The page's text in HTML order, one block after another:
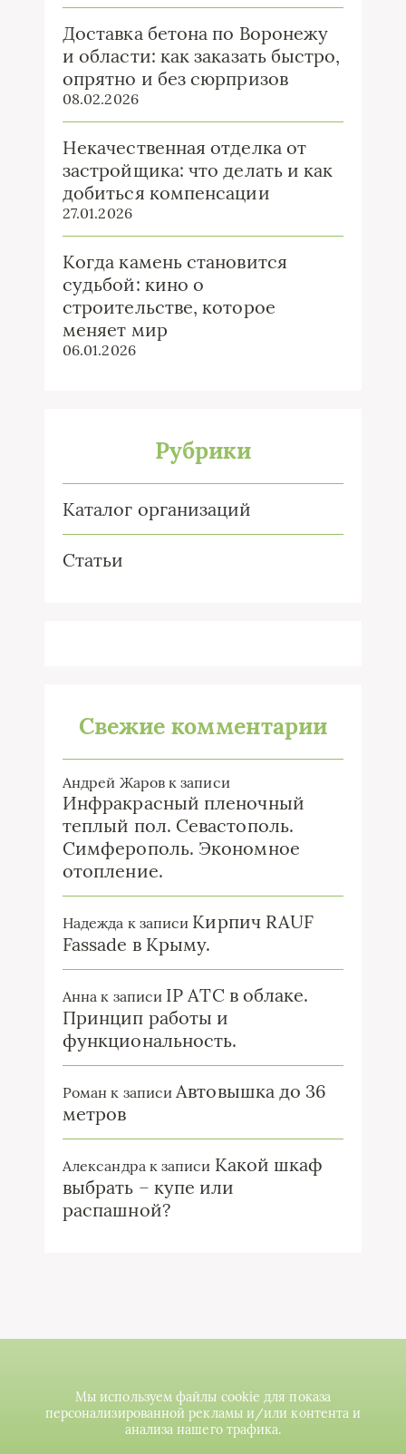
Доставка бетона по Воронежу
и области: как заказать быстро,
опрятно и без сюрпризов
08.02.2026
Некачественная отделка от
застройщика: что делать и как
добиться компенсации
27.01.2026
Когда камень становится
судьбой: кино о
строительстве, которое
меняет мир
06.01.2026
Рубрики
Каталог организаций
Статьи
Свежие комментарии
Андрей Жаровк записи
Инфракрасный пленочный
теплый пол. Севастополь.
Симферополь. Экономное
отопление.
Надежда к записи Кирпич RAUF
Fassade в Крыму.
Анна к записи IP ATC в облаке.
Принцип работы и
функциональность.
Роман к записиАвтовышка до 36
метров
Александрак записи Какой шкаф
выбрать – купе или
распашной?
Мы используем файлы cookie для показа
персонализированной рекламы и/или контента и
анализа нашего трафика.